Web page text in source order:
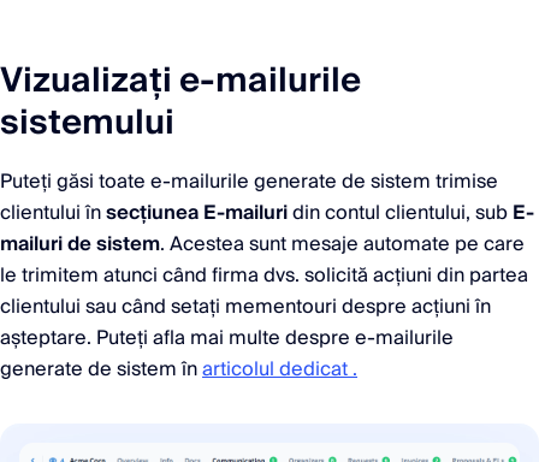
Vizualizați e-mailurile
sistemului
Puteți găsi toate e-mailurile generate de sistem trimise
clientului însecțiunea E-mailuridin contul clientului, subE-
mailuri de sistem. Acestea sunt mesaje automate pe care
le trimitem atunci când firma dvs. solicită acțiuni din partea
clientului sau când setați mementouri despre acțiuni în
așteptare. Puteți afla mai multe despre e-mailurile
generate de sistem înarticolul dedicat .